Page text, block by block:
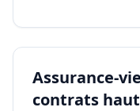
Assurance-
contrats